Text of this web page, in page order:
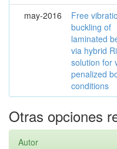
may-2016
Free
buckling of
laminated
via hybrid
solution for
penalized
conditions
Otras opciones
Autor